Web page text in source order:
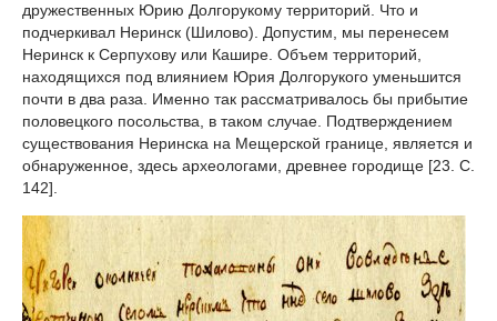
дружественных Юрию Долгорукому территорий. Что и
подчеркивал Неринск (Шилово). Допустим, мы перенесем
Неринск к Серпухову или Кашире. Объем территорий,
находящихся под влиянием Юрия Долгорукого уменьшится
почти в два раза. Именно так рассматривалось бы прибытие
половецкого посольства, в таком случае. Подтверждением
существования Неринска на Мещерской границе, является и
обнаруженное, здесь археологами, древнее городище [23. С.
142].